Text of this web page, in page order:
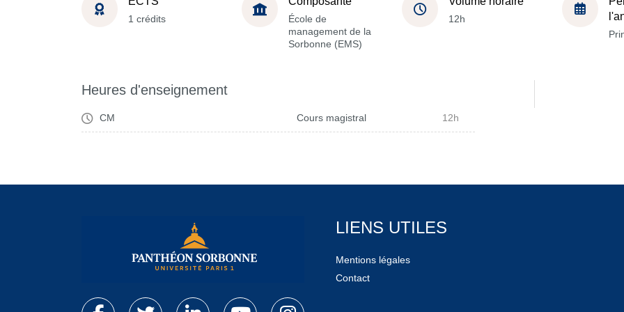
1 crédits
École de
management de la
Sorbonne (EMS)
12h
Heures d'enseignement
CM Cours magistral 12h
LIENS UTILES
Mentions légales
Contact